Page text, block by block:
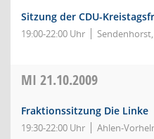
Sitzung der CDU-
19:00-22:00 Uhr
MI 21.10.2009
Fraktionssitzung Die Linke
19:30-22:00 Uhr Ahlen-